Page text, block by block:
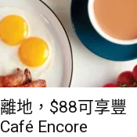
地，$88可享豐
Encore